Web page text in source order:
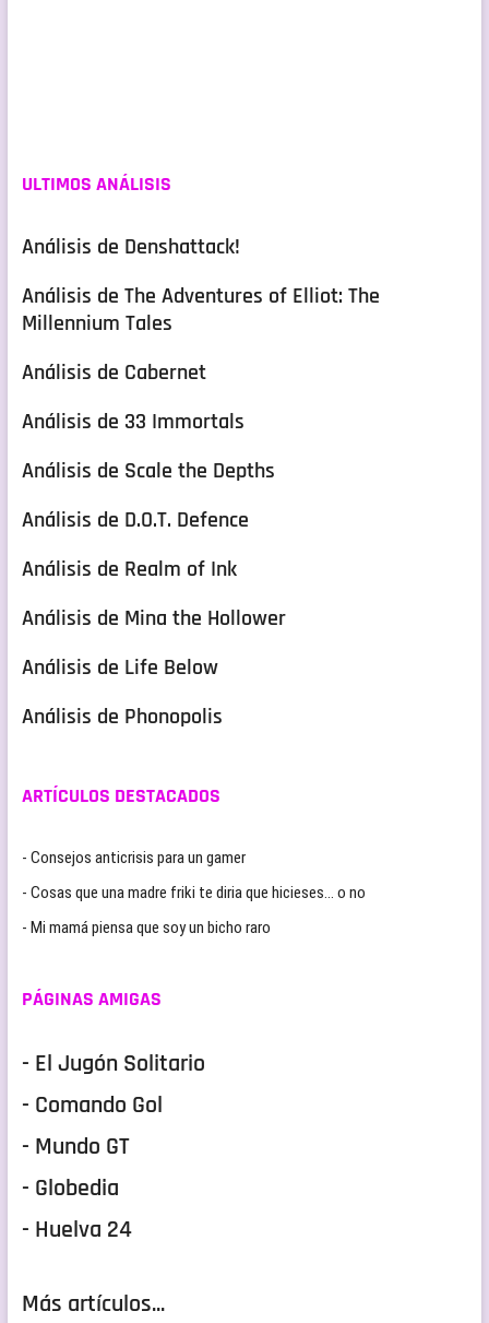
ULTIMOS ANÁLISIS
Análisis de Denshattack!
Análisis de The Adventures of Elliot: The
Millennium Tales
Análisis de Cabernet
Análisis de 33 Immortals
Análisis de Scale the Depths
Análisis de D.O.T. Defence
Análisis de Realm of Ink
Análisis de Mina the Hollower
Análisis de Life Below
Análisis de Phonopolis
ARTÍCULOS DESTACADOS
- Consejos anticrisis para un gamer
- Cosas que una madre friki te diria que hicieses… o no
- Mi mamá piensa que soy un bicho raro
PÁGINAS AMIGAS
- El Jugón Solitario
- Comando Gol
- Mundo GT
- Globedia
- Huelva 24
Más artículos...